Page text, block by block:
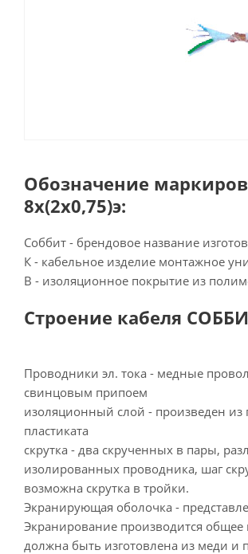
Обозначение
8х(2х0,75)э:
Соббит - брендовое название
К - кабельное изделие монтажное
В - изоляционное покрытие из
Строение кабеля
Проводники эл. тока - медные
свинцовым припоем
изоляционный слой - произведен
пластиката
скрутка - два скрученных в пары,
изолированных проводника, шаг
возможна скрутка в тройки.
Экранирующая оболочка -
Экранирование производится
должна быть изготовлена из меди